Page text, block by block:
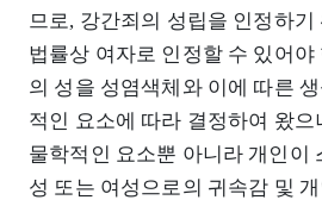
므로, 강간죄의 성립을 인정하
법률상 여자로 인정할 수 있어
의 성을 성염색체와 이에 따른
적인 요소에 따라 결정하여 왔으
물학적인 요소뿐 아니라 개인이
성 또는 여성으로의 귀속감 및